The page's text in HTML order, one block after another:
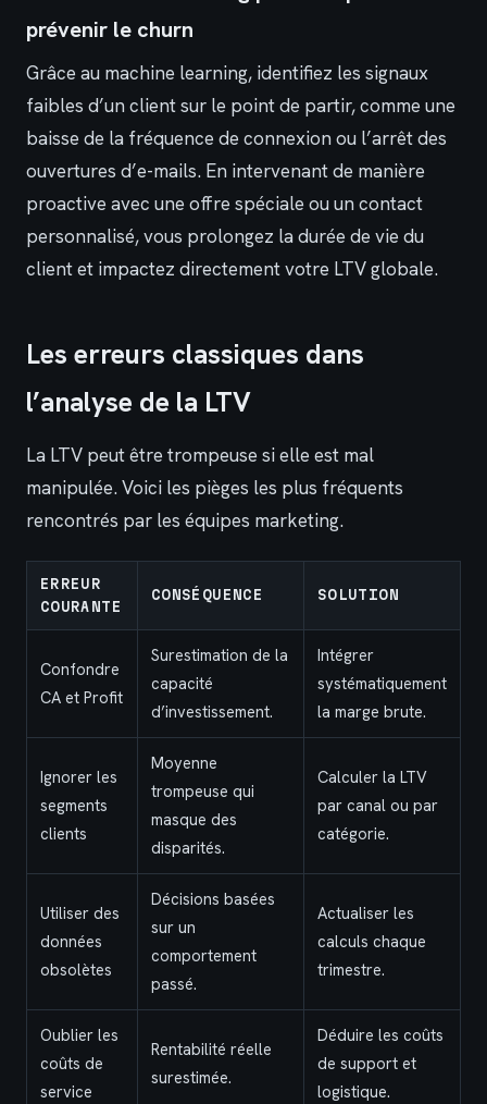
prévenir le churn
Grâce au machine learning, identifiez les signaux
faibles d’un client sur le point de partir, comme une
baisse de la fréquence de connexion ou l’arrêt des
ouvertures d’e-mails. En intervenant de manière
proactive avec une offre spéciale ou un contact
personnalisé, vous prolongez la durée de vie du
client et impactez directement votre LTV globale.
Les erreurs classiques dans
l’analyse de la LTV
La LTV peut être trompeuse si elle est mal
manipulée. Voici les pièges les plus fréquents
rencontrés par les équipes marketing.
ERREUR
COURANTE
CONSÉQUENCE SOLUTION
Confondre
CA et Profit
Surestimation de la
capacité
d’investissement.
Intégrer
systématiquement
la marge brute.
Ignorer les
segments
clients
Moyenne
trompeuse qui
masque des
disparités.
Calculer la LTV
par canal ou par
catégorie.
Utiliser des
données
obsolètes
Décisions basées
sur un
comportement
passé.
Actualiser les
calculs chaque
trimestre.
Oublier les
coûts de
service
Rentabilité réelle
surestimée.
Déduire les coûts
de support et
logistique.